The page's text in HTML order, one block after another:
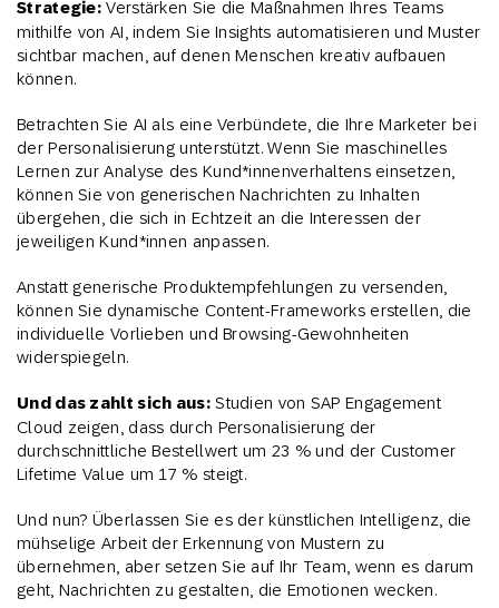
Strategie: Verstärken Sie die Maßnahmen Ihres Teams
mithilfe von AI, indem Sie Insights automatisieren und Muster
sichtbar machen, auf denen Menschen kreativ aufbauen
können.
Betrachten Sie AI als eine Verbündete, die Ihre Marketer bei
der Personalisierung unterstützt. Wenn Sie maschinelles
Lernen zur Analyse des Kund*innenverhaltens einsetzen,
können Sie von generischen Nachrichten zu Inhalten
übergehen, die sich in Echtzeit an die Interessen der
jeweiligen Kund*innen anpassen.
Anstatt generische Produktempfehlungen zu versenden,
können Sie dynamische Content-Frameworks erstellen, die
individuelle Vorlieben und Browsing-Gewohnheiten
widerspiegeln.
Und das zahlt sich aus:Studien von SAP Engagement
Cloud zeigen, dass durch Personalisierung der
durchschnittliche Bestellwert um 23 % und der Customer
Lifetime Value um 17 % steigt.
Und nun? Überlassen Sie es der künstlichen Intelligenz, die
mühselige Arbeit der Erkennung von Mustern zu
übernehmen, aber setzen Sie auf Ihr Team, wenn es darum
geht, Nachrichten zu gestalten, die Emotionen wecken.